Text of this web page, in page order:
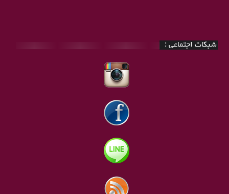
شبکات اجتماعی :